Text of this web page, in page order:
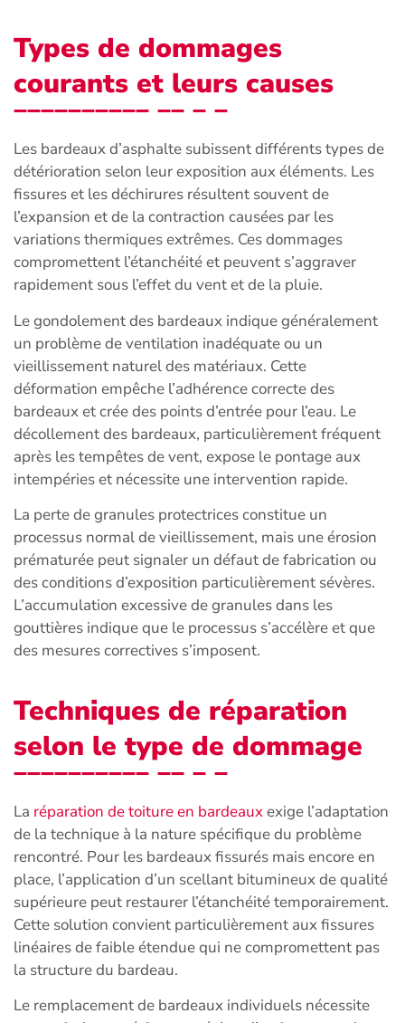
Types de dommages
courants et leurs causes
Les bardeaux d’asphalte subissent différents types de
détérioration selon leur exposition aux éléments. Les
fissures et les déchirures résultent souvent de
l’expansion et de la contraction causées par les
variations thermiques extrêmes. Ces dommages
compromettent l’étanchéité et peuvent s’aggraver
rapidement sous l’effet du vent et de la pluie.
Le gondolement des bardeaux indique généralement
un problème de ventilation inadéquate ou un
vieillissement naturel des matériaux. Cette
déformation empêche l’adhérence correcte des
bardeaux et crée des points d’entrée pour l’eau. Le
décollement des bardeaux, particulièrement fréquent
après les tempêtes de vent, expose le pontage aux
intempéries et nécessite une intervention rapide.
La perte de granules protectrices constitue un
processus normal de vieillissement, mais une érosion
prématurée peut signaler un défaut de fabrication ou
des conditions d’exposition particulièrement sévères.
L’accumulation excessive de granules dans les
gouttières indique que le processus s’accélère et que
des mesures correctives s’imposent.
Techniques de réparation
selon le type de dommage
La réparation de toiture en bardeauxexige l’adaptation
de la technique à la nature spécifique du problème
rencontré. Pour les bardeaux fissurés mais encore en
place, l’application d’un scellant bitumineux de qualité
supérieure peut restaurer l’étanchéité temporairement.
Cette solution convient particulièrement aux fissures
linéaires de faible étendue qui ne compromettent pas
la structure du bardeau.
Le remplacement de bardeaux individuels nécessite